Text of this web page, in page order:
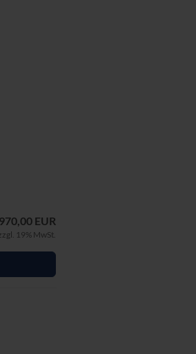
EUR
19% MwSt.